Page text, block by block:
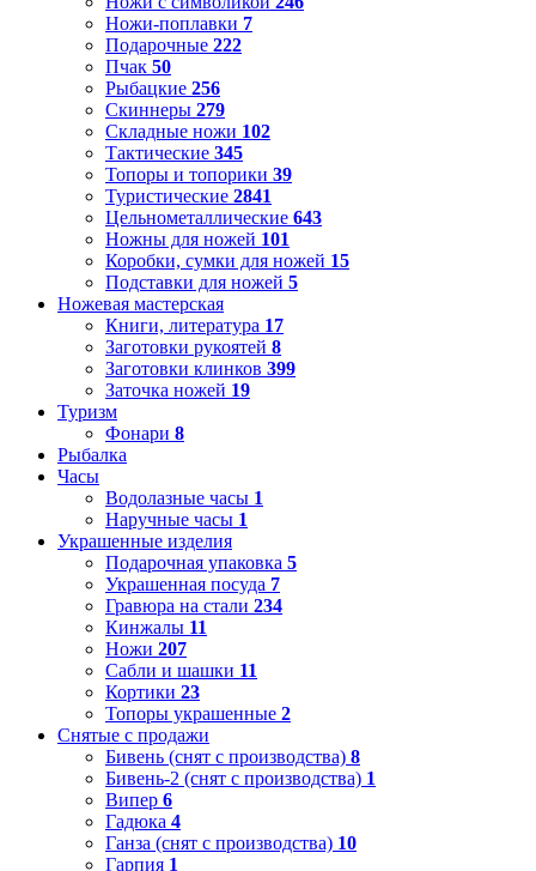
Ножи-поплавки 7
Подарочные 222
Пчак 50
Рыбацкие 256
Скиннеры 279
Складные ножи 102
Тактические 345
Топоры и топорики 39
Туристические 2841
Цельнометаллические 643
Ножны для ножей 101
Коробки, сумки для ножей 15
Подставки для ножей 5
Ножевая мастерская
Книги, литература 17
Заготовки рукоятей 8
Заготовки клинков 399
Заточка ножей 19
Туризм
Фонари 8
Рыбалка
Часы
Водолазные часы 1
Наручные часы 1
Украшенные изделия
Подарочная упаковка 5
Украшенная посуда 7
Гравюра на стали 234
Кинжалы 11
Ножи 207
Сабли и шашки 11
Кортики 23
Топоры украшенные 2
Снятые с продажи
Бивень (снят с производства) 8
Бивень-2 (снят с производства) 1
Випер 6
Гадюка 4
Ганза (снят с производства) 10
Гарпия 1